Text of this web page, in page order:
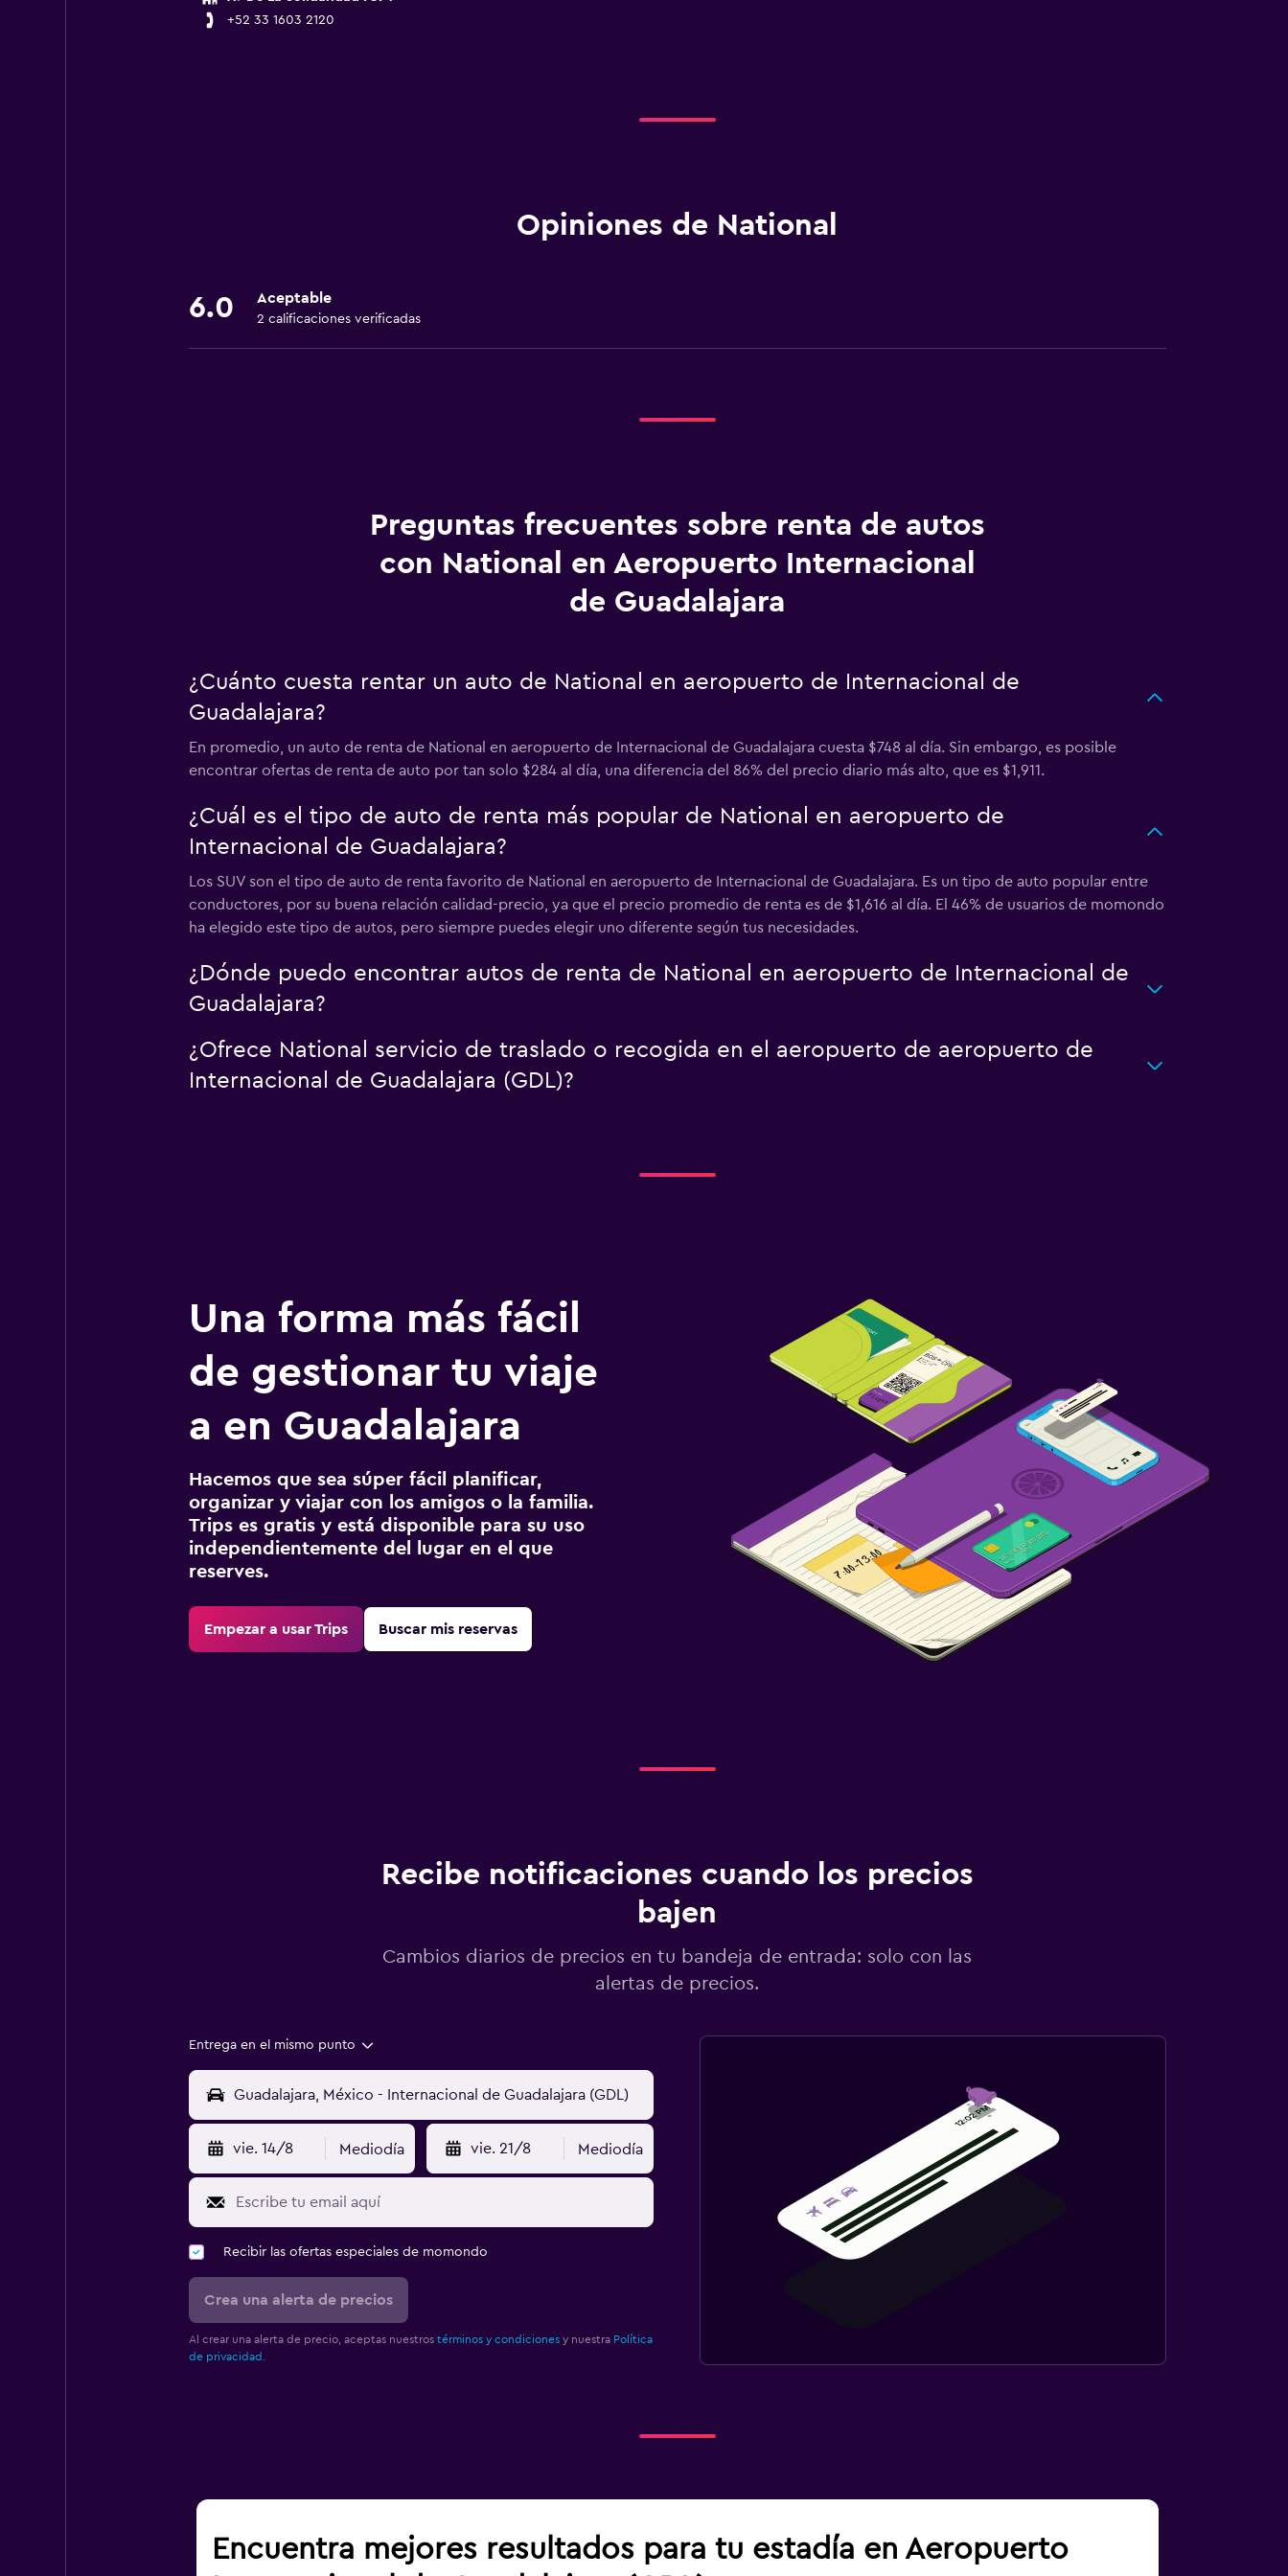
+52 33 1603 2120
Opiniones de National
6.0 Aceptable
2 calificaciones verificadas
Preguntas frecuentes sobre renta de autos
con National en Aeropuerto Internacional
de Guadalajara
¿Cuánto cuesta rentar un auto de National en aeropuerto de Internacional de
Guadalajara?
En promedio, un auto de renta de National en aeropuerto de Internacional de Guadalajara cuesta $748 al día. Sin embargo, es posible
encontrar ofertas de renta de auto por tan solo $284 al día, una diferencia del 86% del precio diario más alto, que es $1,911.
¿Cuál es el tipo de auto de renta más popular de National en aeropuerto de
Internacional de Guadalajara?
Los SUV son el tipo de auto de renta favorito de National en aeropuerto de Internacional de Guadalajara. Es un tipo de auto popular entre
conductores, por su buena relación calidad-precio, ya que el precio promedio de renta es de $1,616 al día. El 46% de usuarios de momondo
ha elegido este tipo de autos, pero siempre puedes elegir uno diferente según tus necesidades.
¿Dónde puedo encontrar autos de renta de National en aeropuerto de Internacional de
Guadalajara?
¿Ofrece National servicio de traslado o recogida en el aeropuerto de aeropuerto de
Internacional de Guadalajara (GDL)?
Una forma más fácil
de gestionar tu viaje
a en Guadalajara
Hacemos que sea súper fácil planificar,
organizar y viajar con los amigos o la familia.
Trips es gratis y está disponible para su uso
independientemente del lugar en el que
reserves.
Empezar a usar Trips Buscar mis reservas
Recibe notificaciones cuando los precios
bajen
Cambios diarios de precios en tu bandeja de entrada: solo con las
alertas de precios.
Entrega en el mismo punto
vie. 14/8 Mediodía vie. 21/8 Mediodía
Recibir las ofertas especiales de momondo
Crea una alerta de precios
Al crear una alerta de precio, aceptas nuestros términos y condicionesy nuestra Política
de privacidad.
Encuentra mejores resultados para tu estadía en Aeropuerto